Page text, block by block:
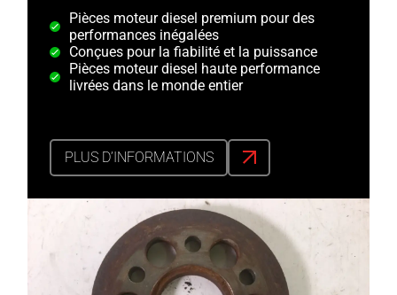
Pièces moteur diesel premium pour des
performances inégalées
Conçues pour la fiabilité et la puissance
Pièces moteur diesel haute performance
livrées dans le monde entier
PLUS D’INFORMATIONS